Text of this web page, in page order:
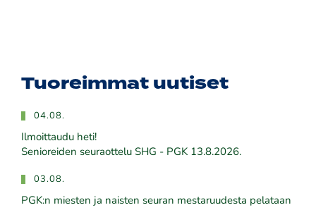
Tuoreimmat uutiset
04.08.
Ilmoittaudu heti!
​​​​​​​Senioreiden seuraottelu SHG - PGK 13.8.2026.
03.08.
PGK:n miesten ja naisten seuran mestaruudesta pelataan